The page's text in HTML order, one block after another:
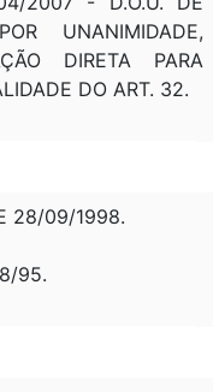
UNANIMIDADE,
DIRETA PARA
DO ART. 32.
28/09/1998.
95.